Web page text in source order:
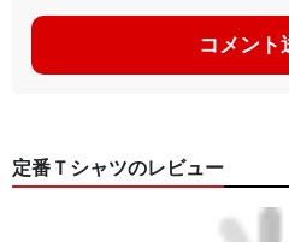
コメント
定番Ｔシャツのレビュー